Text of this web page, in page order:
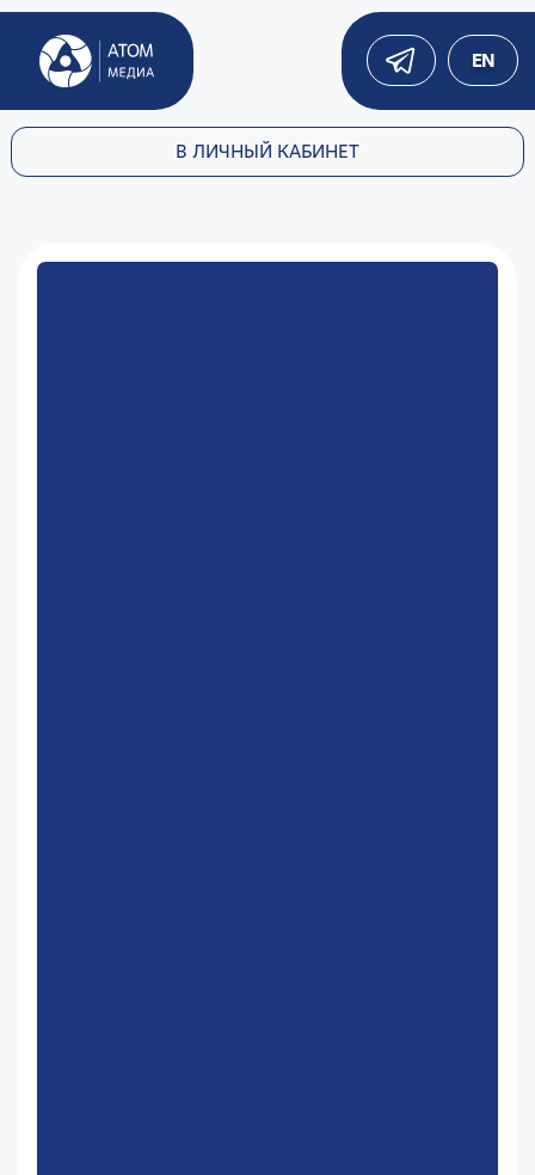
EN
В ЛИЧНЫЙ КАБИНЕТ